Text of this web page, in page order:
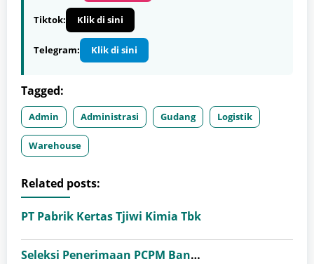
Tiktok: Klik di sini
Telegram: Klik di sini
Tagged:
Admin Administrasi Gudang Logistik
Warehouse
Related posts:
PT Pabrik Kertas Tjiwi Kimia Tbk
Seleksi Penerimaan PCPM Bank Indonesia Angkatan 41